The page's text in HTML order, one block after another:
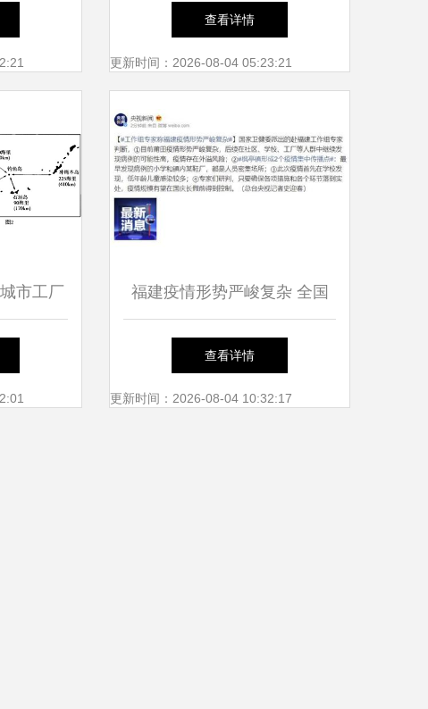
融合 四届中国舞台美术展，厦门市
仙岳小学参与互动
查看详情
更新时间：2026-08-04 05:23:21
市工厂
析
福建疫情形势严峻复杂 全国
新增49例，厦门仙岳小学受关
注
查看详情
更新时间：2026-08-04 10:32:17